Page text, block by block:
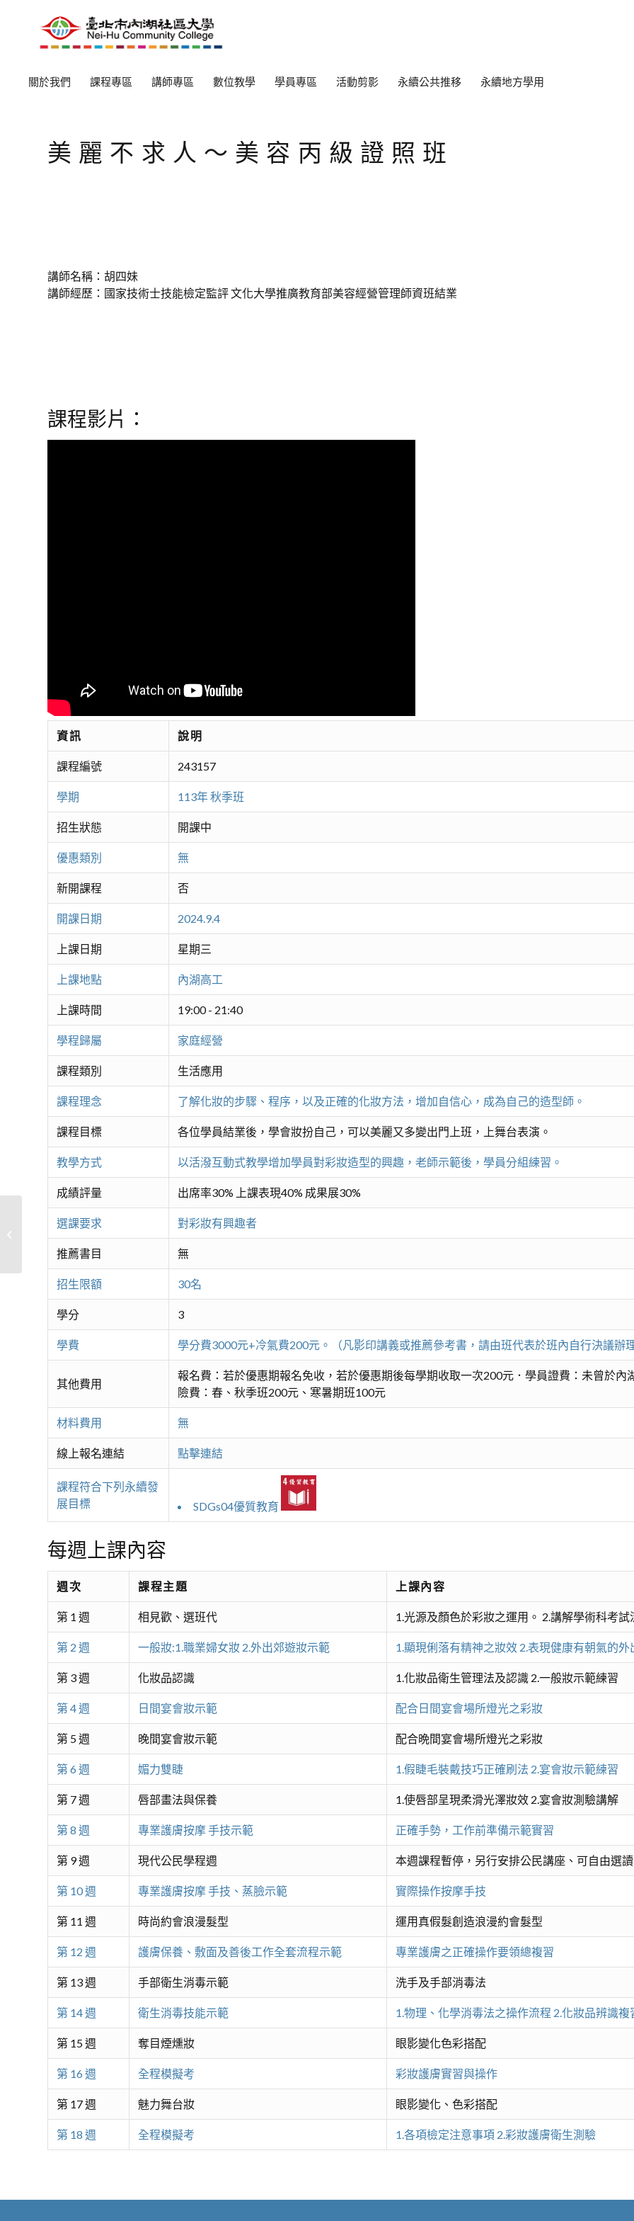
關於我們 課程專區 講師專區 數位教學 學員專區 活動剪影 永續公共推移 永續地方學用
美麗不求人〜美容丙級證照班
講師名稱：胡四妹
講師經歷：國家技術士技能檢定監評 文化大學推廣教育部美容經營管理師資班結業
課程影片：
資訊 說明
課程編號 243157
學期 113年 秋季班
招生狀態 開課中
優惠類別 無
新開課程 否
開課日期 2024.9.4
上課日期 星期三
上課地點 內湖高工
上課時間 19:00 - 21:40
學程歸屬 家庭經營
課程類別 生活應用
課程理念 了解化妝的步驟、程序，以及正確的化妝方法，增加自信心，成為自己的造型師。
課程目標 各位學員結業後，學會妝扮自己，可以美麗又多變出門上班，上舞台表演。
教學方式 以活潑互動式教學增加學員對彩妝造型的興趣，老師示範後，學員分組練習。
成績評量 出席率30% 上課表現40% 成果展30%
選課要求 對彩妝有興趣者
推薦書目 無
招生限額 30名
學分 3
學費 學分費3000元+冷氣費200元。（凡影印講義或推薦參考書，請由班代表於班內自行決議辦
其他費用
報名費：若於優惠期報名免收，若於優惠期後每學期收取一次200元．學員證費：未曾於
險費：春、秋季班200元、寒暑期班100元
材料費用 無
線上報名連結 點擊連結
課程符合下列永續發
展目標
SDGs04優質教育
每週上課內容
週次 課程主題 上課內容
第 1 週 相見歡、選班代 1.光源及顏色於彩妝之運用。 2.講解學術科考試
第 2 週 一般妝:1.職業婦女妝 2.外出郊遊妝示範 1.顯現俐落有精神之妝效 2.表現健康有朝氣的外
第 3 週 化妝品認識 1.化妝品衛生管理法及認識 2.一般妝示範練習
第 4 週 日間宴會妝示範 配合日間宴會場所燈光之彩妝
第 5 週 晚間宴會妝示範 配合晩間宴會場所燈光之彩妝
第 6 週 媚力雙睫 1.假睫毛裝戴技巧正確刷法 2.宴會妝示範練習
第 7 週 唇部畫法與保養 1.使唇部呈現柔滑光澤妝效 2.宴會妝測驗講解
第 8 週 專業護膚按摩 手技示範 正確手勢，工作前準備示範實習
第 9 週 現代公民學程週 本週課程暫停，另行安排公民講座、可自由選
第 10 週 專業護膚按摩 手技、蒸臉示範 實際操作按摩手技
第 11 週 時尚約會浪漫髮型 運用真假髮創造浪漫約會髮型
第 12 週 護膚保養、敷面及善後工作全套流程示範 專業護膚之正確操作要領總複習
第 13 週 手部衛生消毒示範 洗手及手部消毒法
第 14 週 衛生消毒技能示範 1.物理、化學消毒法之操作流程 2.化妝品辨識複
第 15 週 奪目煙燻妝 眼影變化色彩搭配
第 16 週 全程模擬考 彩妝護膚實習與操作
第 17 週 魅力舞台妝 眼影變化、色彩搭配
第 18 週 全程模擬考 1.各項檢定注意事項 2.彩妝護膚衛生測驗